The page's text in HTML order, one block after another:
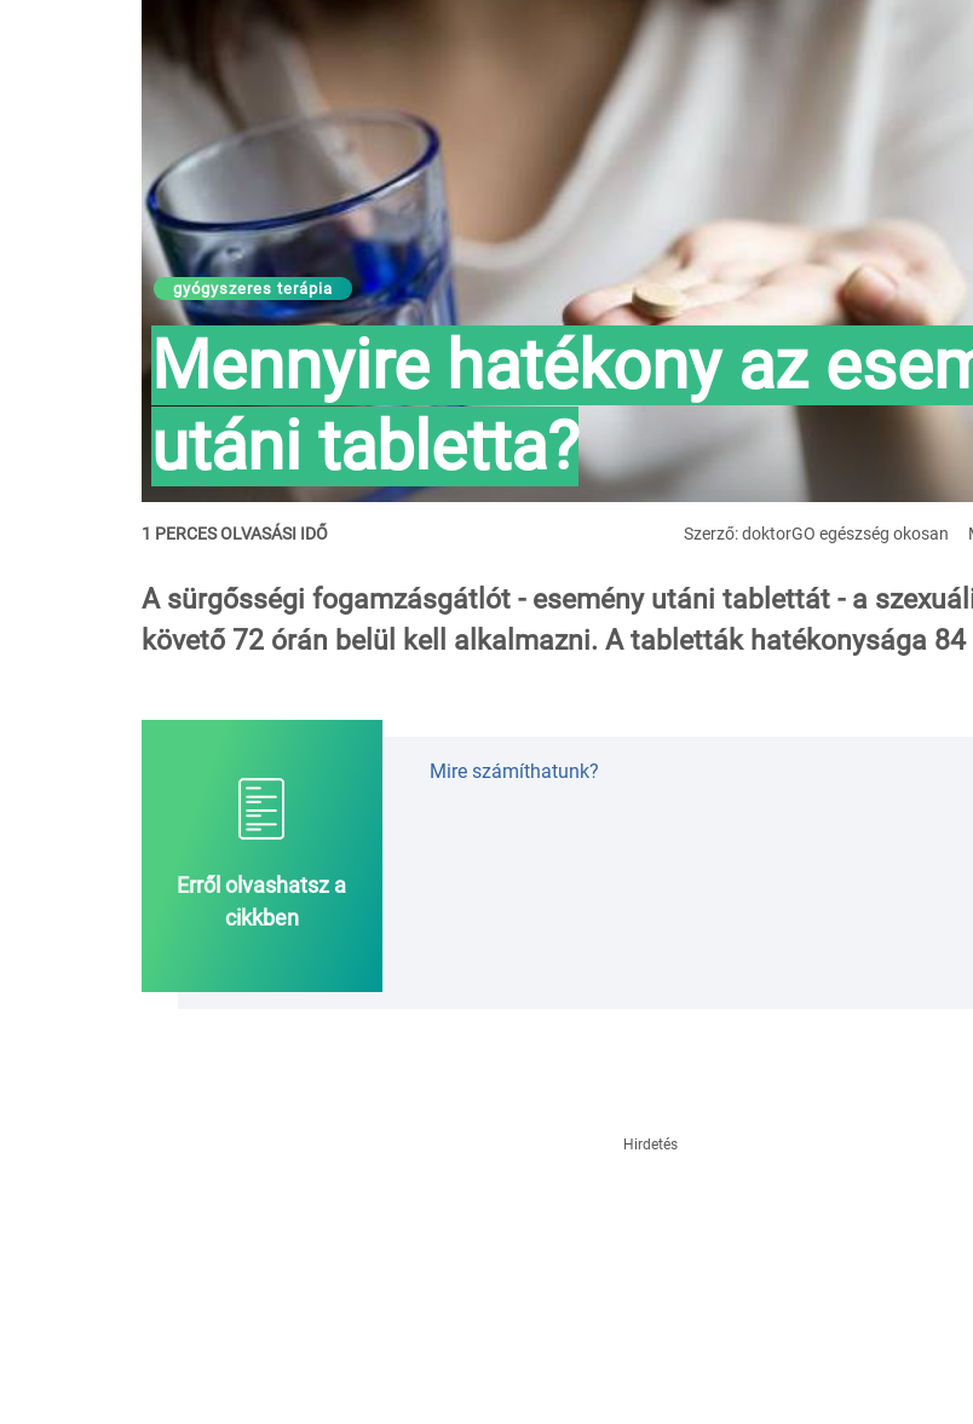
gyógyszeres terápia
Mennyire hatékony az
utáni tabletta?
1 PERCES OLVASÁSI IDŐ Szerző: doktorGO egészség okosan
A sürgősségi fogamzásgátlót - esemény utáni tablettát - a
követő 72 órán belül kell alkalmazni. A tabletták hatékonysága 84
Erről olvashatsz a
cikkben
Mire számíthatunk?
Hirdetés